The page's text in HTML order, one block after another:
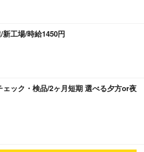
工場/時給1450円
ック・検品/2ヶ月短期 選べる夕方or夜